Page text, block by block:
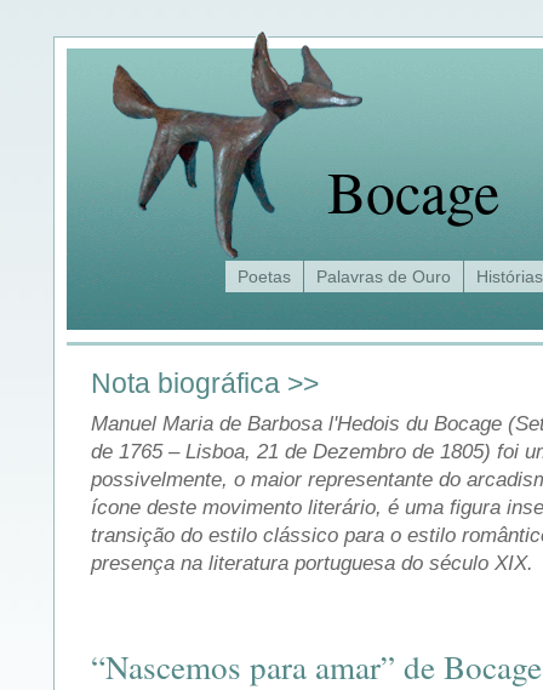
Bocage
Poetas Palavras de Ouro Histórias
Nota biográfica >>
Manuel Maria de Barbosa l'Hedois du Bocage
de 1765 – Lisboa, 21 de Dezembro de 1805) foi
possivelmente, o maior representante do
ícone deste movimento literário, é uma figura
transição do estilo clássico para o estilo
presença na literatura portuguesa do século XIX.
“Nascemos para amar” de